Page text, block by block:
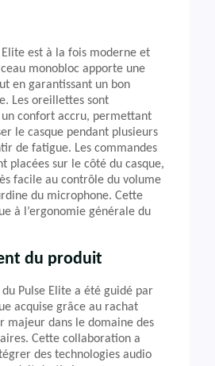
Elite est à la fois moderne et
monobloc apporte une
en garantissant un bon
Les oreillettes sont
confort accru, permettant
le casque pendant plusieurs
de fatigue. Les commandes
placées sur le côté du casque,
facile au contrôle du volume
du microphone. Cette
à l’ergonomie générale du
du produit
Pulse Elite a été guidé par
acquise grâce au rachat
majeur dans le domaine des
Cette collaboration a
des technologies audio